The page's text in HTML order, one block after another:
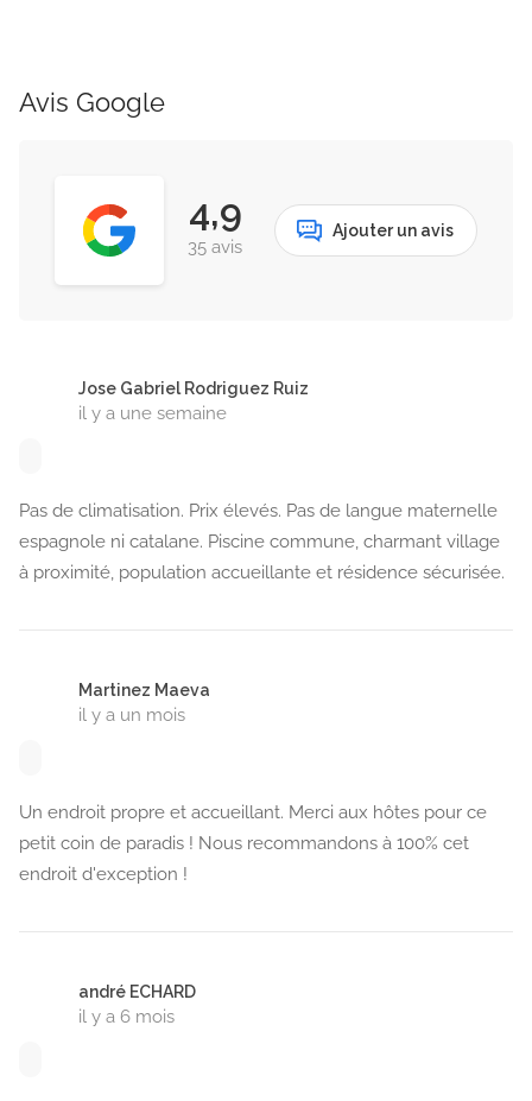
Avis Google
4,9
35 avis
Ajouter un avis
Jose Gabriel Rodriguez Ruiz
il y a une semaine
Pas de climatisation. Prix élevés. Pas de langue maternelle
espagnole ni catalane. Piscine commune, charmant village
à proximité, population accueillante et résidence sécurisée.
Martinez Maeva
il y a un mois
Un endroit propre et accueillant. Merci aux hôtes pour ce
petit coin de paradis ! Nous recommandons à 100% cet
endroit d'exception !
andré ECHARD
il y a 6 mois